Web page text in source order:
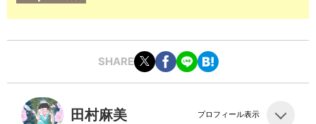
SHARE
田村麻美 プロフィール表示